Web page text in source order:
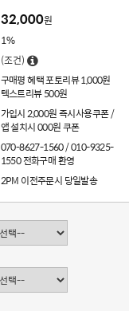
32,000원
1%
(조건)
구매평 혜택 포토리뷰 1,000원
텍스트리뷰 500원
가입시 2,000원 즉시사용쿠폰 /
앱 설치시 000원 쿠폰
070-8627-1560 / 010-9325-
1550 전화구매 환영
2PM 이전주문시 당일발송